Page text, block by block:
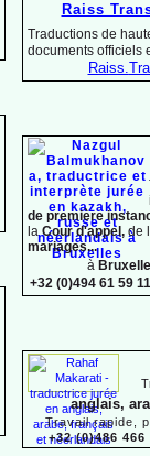
Raiss
Traductions de
documents officiels
Raiss.
de première
laCour d'appel, de
mariages...
à
+32 (0)494 61 59 11
anglais,
Travail rapide,
+32 (0)486 466